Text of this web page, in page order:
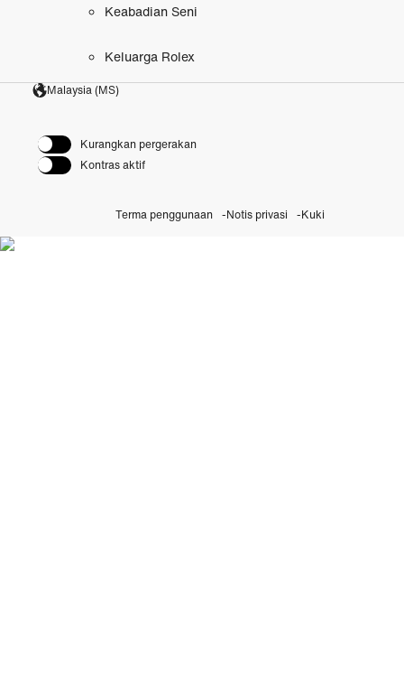
Keabadian Seni
Keluarga Rolex
Malaysia (MS)
Kurangkan pergerakan
Kontras aktif
Terma penggunaan Notis privasi Kuki